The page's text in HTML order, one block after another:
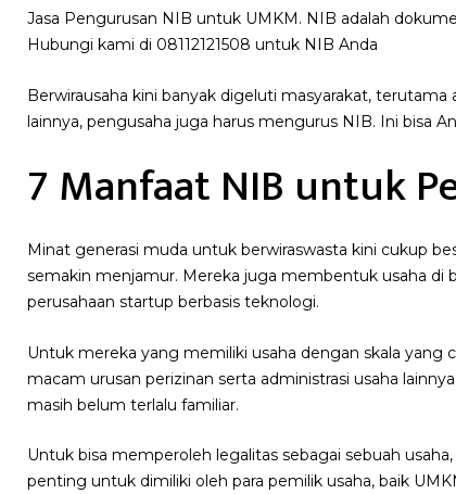
Jasa Pengurusan NIB untuk UMKM. NIB adalah
Hubungi kami di 08112121508 untuk NIB Anda
Berwirausaha kini banyak digeluti masyarakat,
lainnya, pengusaha juga harus mengurus NIB. Ini bisa
7 Manfaat NIB untuk
Minat generasi muda untuk berwiraswasta kini cukup
semakin menjamur. Mereka juga membentuk usaha di
perusahaan startup berbasis teknologi.
Untuk mereka yang memiliki usaha dengan skala yang
macam urusan perizinan serta administrasi usaha
masih belum terlalu familiar.
Untuk bisa memperoleh legalitas sebagai sebuah
penting untuk dimiliki oleh para pemilik usaha, baik